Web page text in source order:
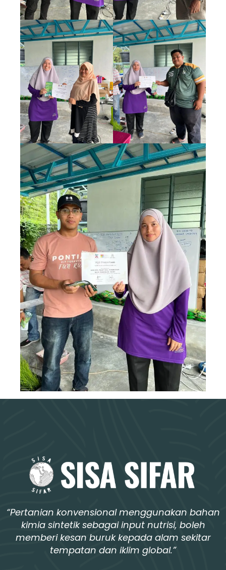
“Pertanian konvensional menggunakan bahan
kimia sintetik sebagai input nutrisi, boleh
memberi kesan buruk kepada alam sekitar
tempatan dan iklim global.”